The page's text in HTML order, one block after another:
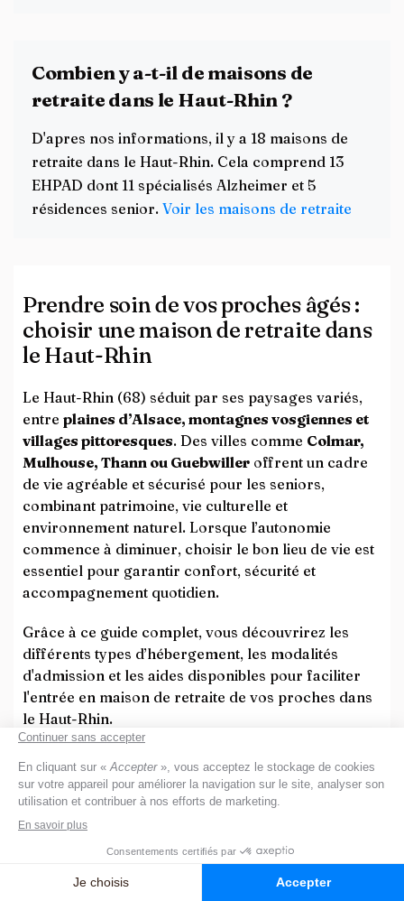
Combien y a-t-il de maisons de
retraite dans le Haut-Rhin ?
D'apres nos informations, il y a 18 maisons de
retraite dans le Haut-Rhin. Cela comprend 13
EHPAD dont 11 spécialisés Alzheimer et 5
résidences senior. Voir les maisons de retraite
Prendre soin de vos proches âgés :
choisir une maison de retraite dans
le Haut-Rhin
Le Haut-Rhin (68) séduit par ses paysages variés,
entre plaines d’Alsace, montagnes vosgiennes et
villages pittoresques. Des villes comme Colmar,
Mulhouse, Thann ou Guebwiller offrent un cadre
de vie agréable et sécurisé pour les seniors,
combinant patrimoine, vie culturelle et
environnement naturel. Lorsque l’autonomie
commence à diminuer, choisir le bon lieu de vie est
essentiel pour garantir confort, sécurité et
accompagnement quotidien.
Grâce à ce guide complet, vous découvrirez les
différents types d’hébergement, les modalités
d'admission et les aides disponibles pour faciliter
l'entrée en maison de retraite de vos proches dans
le Haut-Rhin.
Les solutions d’hébergement pour
seniors dans le Haut-Rhin
Selon les besoins et le degré d’autonomie, plusieurs
options sont possibles. Voici un tableau récapitulatif